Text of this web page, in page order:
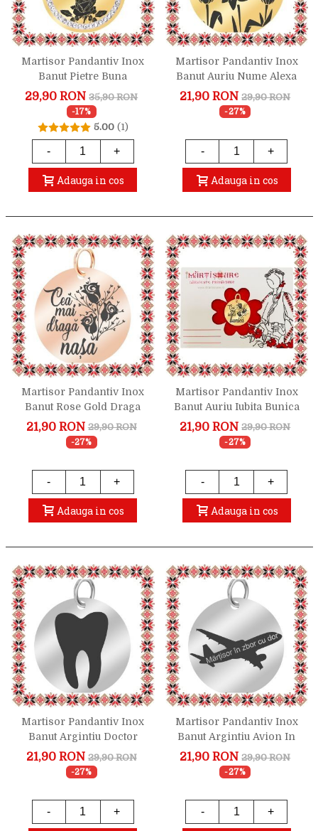
Martisor Pandantiv Inox
Banut Pietre Buna
Invatatoare Auriu
29,90 RON 35,90 RON
-17%
5.00 (1)
- +
Adauga in cos
Martisor Pandantiv Inox
Banut Auriu Nume Alexa
21,90 RON 29,90 RON
-27%
- +
Adauga in cos
Martisor Pandantiv Inox
Banut Rose Gold Draga
Nasa
21,90 RON 29,90 RON
-27%
- +
Adauga in cos
Martisor Pandantiv Inox
Banut Auriu Iubita Bunica
21,90 RON 29,90 RON
-27%
- +
Adauga in cos
Martisor Pandantiv Inox
Banut Argintiu Doctor
Stomatolog
21,90 RON 29,90 RON
-27%
- +
Martisor Pandantiv Inox
Banut Argintiu Avion In
Zbor Cu Dor
21,90 RON 29,90 RON
-27%
- +